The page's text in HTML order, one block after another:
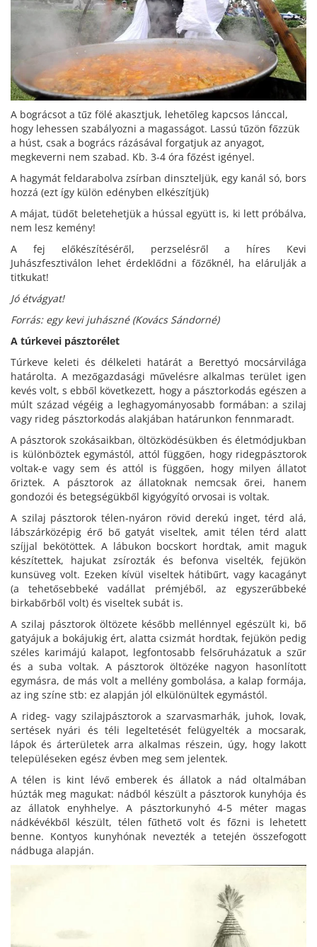
A bográcsot a tűz fölé akasztjuk, lehetőleg kapcsos lánccal,
hogy lehessen szabályozni a magasságot. Lassú tűzön főzzük
a húst, csak a bogrács rázásával forgatjuk az anyagot,
megkeverni nem szabad. Kb. 3-4 óra főzést igényel.
A hagymát feldarabolva zsírban dinszteljük, egy kanál só, bors
hozzá (ezt így külön edényben elkészítjük)
A májat, tüdőt beletehetjük a hússal együtt is, ki lett próbálva,
nem lesz kemény!
A fej előkészítéséről, perzselésről a híres Kevi
Juhászfesztiválon lehet érdeklődni a főzőknél, ha elárulják a
titkukat!
Jó étvágyat!
Forrás: egy kevi juhászné (Kovács Sándorné)
A túrkevei pásztorélet
Túrkeve keleti és délkeleti határát a Berettyó mocsárvilága
határolta. A mezőgazdasági művelésre alkalmas terület igen
kevés volt, s ebből következett, hogy a pásztorkodás egészen a
múlt század végéig a leghagyományosabb formában: a szilaj
vagy rideg pásztorkodás alakjában határunkon fennmaradt.
A pásztorok szokásaikban, öltözködésükben és életmódjukban
is különböztek egymástól, attól függően, hogy ridegpásztorok
voltak-e vagy sem és attól is függően, hogy milyen állatot
őriztek. A pásztorok az állatoknak nemcsak őrei, hanem
gondozói és betegségükből kigyógyító orvosai is voltak.
A szilaj pásztorok télen-nyáron rövid derekú inget, térd alá,
lábszárközépig érő bő gatyát viseltek, amit télen térd alatt
szíjjal bekötöttek. A lábukon bocskort hordtak, amit maguk
készítettek, hajukat zsírozták és befonva viselték, fejükön
kunsüveg volt. Ezeken kívül viseltek hátibűrt, vagy kacagányt
(a tehetősebbeké vadállat prémjéből, az egyszerűbbeké
birkabőrből volt) és viseltek subát is.
A szilaj pásztorok öltözete később mellénnyel egészült ki, bő
gatyájuk a bokájukig ért, alatta csizmát hordtak, fejükön pedig
széles karimájú kalapot, legfontosabb felsőruházatuk a szűr
és a suba voltak. A pásztorok öltözéke nagyon hasonlított
egymásra, de más volt a mellény gombolása, a kalap formája,
az ing színe stb: ez alapján jól elkülönültek egymástól.
A rideg- vagy szilajpásztorok a szarvasmarhák, juhok, lovak,
sertések nyári és téli legeltetését felügyelték a mocsarak,
lápok és árterületek arra alkalmas részein, úgy, hogy lakott
településeken egész évben meg sem jelentek.
A télen is kint lévő emberek és állatok a nád oltalmában
húzták meg magukat: nádból készült a pásztorok kunyhója és
az állatok enyhhelye. A pásztorkunyhó 4-5 méter magas
nádkévékből készült, télen fűthető volt és főzni is lehetett
benne. Kontyos kunyhónak nevezték a tetején összefogott
nádbuga alapján.